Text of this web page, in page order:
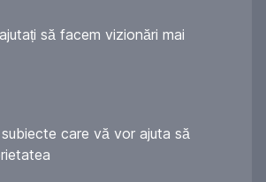
să facem vizionări mai
care vă vor ajuta să